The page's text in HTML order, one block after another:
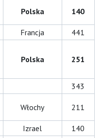
Polska 140
Francja
441
Polska 251
343
Włochy 211
Izrael 140